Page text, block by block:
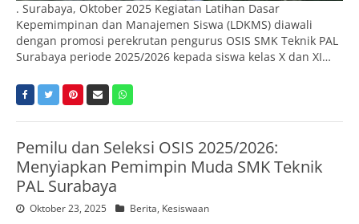
. Surabaya, Oktober 2025 Kegiatan Latihan Dasar
Kepemimpinan dan Manajemen Siswa (LDKMS) diawali
dengan promosi perekrutan pengurus OSIS SMK Teknik PAL
Surabaya periode 2025/2026 kepada siswa kelas X dan XI…
Pemilu dan Seleksi OSIS 2025/2026:
Menyiapkan Pemimpin Muda SMK Teknik
PAL Surabaya
Oktober 23, 2025 Berita, Kesiswaan